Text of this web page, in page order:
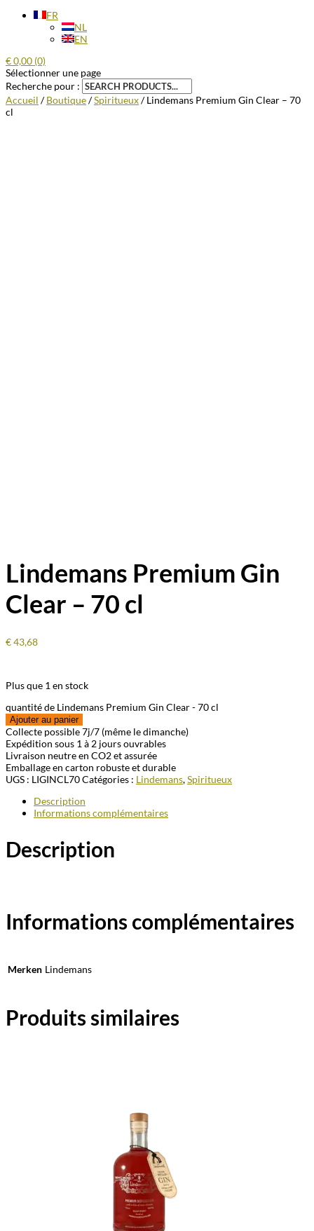
FR
NL
EN
€0,00 (0)
Sélectionner une page
Recherche pour :
Accueil /Boutique/Spiritueux/ Lindemans Premium Gin Clear – 70
cl
Lindemans Premium Gin
Clear – 70 cl
€43,68
Plus que 1 en stock
quantité de Lindemans Premium Gin Clear - 70 cl
Ajouter au panier
Collecte possible 7j/7 (même le dimanche)
Expédition sous 1 à 2 jours ouvrables
Livraison neutre en CO2 et assurée
Emballage en carton robuste et durable
UGS : LIGINCL70Catégories : Lindemans,Spiritueux
Description
Informations complémentaires
Description
Informations complémentaires
Merken Lindemans
Produits similaires